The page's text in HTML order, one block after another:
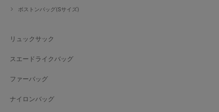
ボストンバッグ(Sサイズ)
リュックサック
スエードライクバッグ
ファーバッグ
ナイロンバッグ